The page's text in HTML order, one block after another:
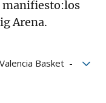
manifiesto:los
Arena.
Valencia Basket